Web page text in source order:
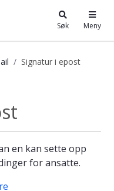
Søk Meny
Signatur i epost
en kan sette opp
for ansatte.